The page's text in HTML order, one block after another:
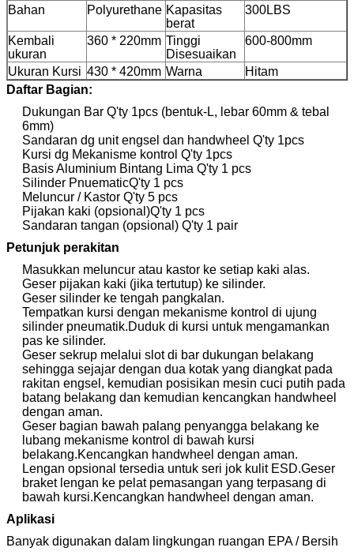
Bahan
Polyurethane Kapasitas
berat
300LBS
Kembali
ukuran
360 * 220mm Tinggi
Disesuaikan
600-800mm
Ukuran Kursi 430 * 420mm Warna
Hitam
Daftar Bagian:
Dukungan Bar Q'ty 1pcs (bentuk-L, lebar 60mm & tebal
6mm)
Sandaran dg unit engsel dan handwheel Q'ty 1pcs
Kursi dg Mekanisme kontrol Q'ty 1pcs
Basis Aluminium Bintang Lima Q'ty 1 pcs
Silinder PnuematicQ'ty 1 pcs
Meluncur / Kastor Q'ty 5 pcs
Pijakan kaki (opsional)Q'ty 1 pcs
Sandaran tangan (opsional) Q'ty 1 pair
Petunjuk perakitan
Masukkan meluncur atau kastor ke setiap kaki alas.
Geser pijakan kaki (jika tertutup) ke silinder.
Geser silinder ke tengah pangkalan.
Tempatkan kursi dengan mekanisme kontrol di ujung
silinder pneumatik.Duduk di kursi untuk mengamankan
pas ke silinder.
Geser sekrup melalui slot di bar dukungan belakang
sehingga sejajar dengan dua kotak yang diangkat pada
rakitan engsel, kemudian posisikan mesin cuci putih pada
batang belakang dan kemudian kencangkan handwheel
dengan aman.
Geser bagian bawah palang penyangga belakang ke
lubang mekanisme kontrol di bawah kursi
belakang.Kencangkan handwheel dengan aman.
Lengan opsional tersedia untuk seri jok kulit ESD.Geser
braket lengan ke pelat pemasangan yang terpasang di
bawah kursi.Kencangkan handwheel dengan aman.
Aplikasi
Banyak digunakan dalam lingkungan ruangan EPA / Bersih